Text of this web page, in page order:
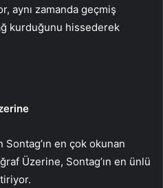
aynı zamanda geçmiş
kurduğunu hissederek
Sontag’ın en çok okunan
Üzerine, Sontag’ın en ünlü